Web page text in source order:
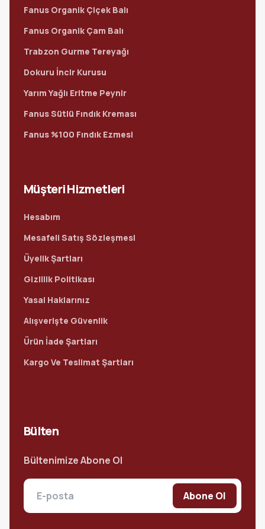
Fanus Organik Çiçek Balı
Fanus Organik Çam Balı
Trabzon Gurme Tereyağı
Dokuru İncir Kurusu
Yarım Yağlı Eritme Peynir
Fanus Sütlü Fındık Kreması
Fanus %100 Fındık Ezmesi
Müşteri Hizmetleri
Hesabım
Mesafeli Satış Sözleşmesi
Üyelik Şartları
Gizlilik Politikası
Yasal Haklarınız
Alışverişte Güvenlik
Ürün İade Şartları
Kargo Ve Teslimat Şartları
Bülten
Bültenimize Abone Ol
Abone Ol